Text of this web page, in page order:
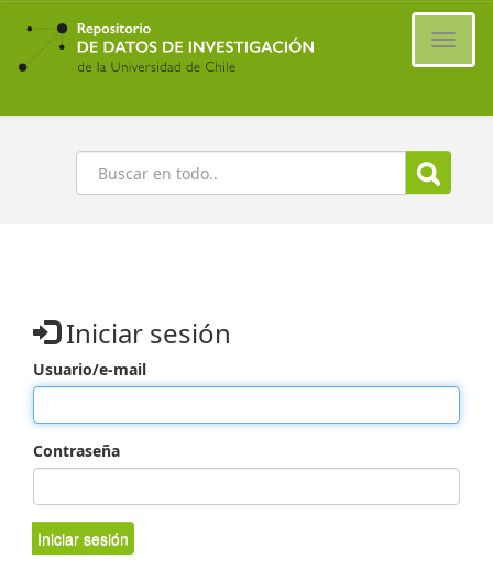
Ir
contenido
principal
Buscar
Iniciar sesión
Usuario/e-mail
Contraseña
Iniciar sesión